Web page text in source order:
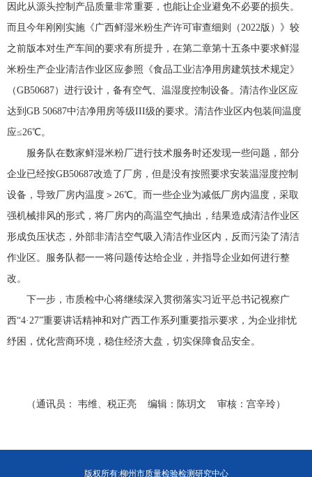
因此从源头控制产品质量非常重要，也能让企业避免不必要的损失。
而且今年刚刚实施《广西鲜湿米粉生产许可审查细则（2022版）》较
之前版本对生产车间的要求有所提升，在第二章第十五条中要求鲜湿
米粉生产企业清洁作业区应参照《食品工业洁净用房建筑技术规定》
（GB50687）进行设计，备有空气、温湿度控制设备。清洁作业区应
达到GB 50687中洁净用房等级III级的要求。清洁作业区内包装间温度
应≤26℃。
服务队在数家鲜湿米粉厂进行技术服务时还发现一些问题，部分
企业已经按GB50687改造了厂房，但是没有按照要求安装温湿度控制
设备，导致厂房内温度＞26℃。而一些企业为减低厂房内温度，采取
强机械排风的形式，将厂房内的高温空气抽出，结果造成清洁作业区
形成负压状态，外部非清洁空气吸入清洁作业区内，反而污染了清洁
作业区。服务队都一一将问题传达给企业，并指导企业如何进行整
改。
下一步，市质检中心将继续深入贯彻落实习近平总书记视察广
西“4·27”重要讲话精神和对广西工作系列重要指示要求，为企业排忧
纾困，优化营商环境，稳住经济大盘，切实保障食品安全。
（通讯员： 韦维、税正亮 编辑：陈玥文 审核：宫辛玲）
版权所有:柳州市质量检验检测研究中心